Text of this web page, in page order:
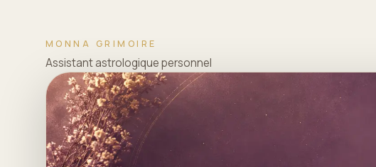
MONNA GRIMOIRE
Assistant astrologique personnel